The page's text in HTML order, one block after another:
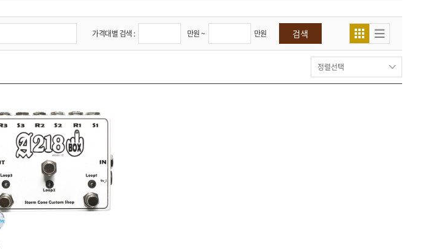
가격대별 검색 : 만원 ~ 만원 검색